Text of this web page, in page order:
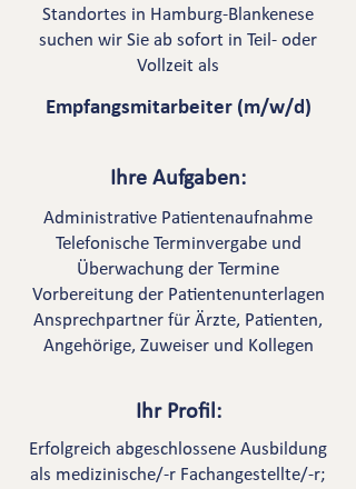
Standortes in Hamburg-Blankenese
suchen wir Sie ab sofort in Teil- oder
Vollzeit als
Empfangsmitarbeiter (m/w/d)
Ihre Aufgaben:
Administrative Patientenaufnahme
Telefonische Terminvergabe und
Überwachung der Termine
Vorbereitung der Patientenunterlagen
Ansprechpartner für Ärzte, Patienten,
Angehörige, Zuweiser und Kollegen
Ihr Profil:
Erfolgreich abgeschlossene Ausbildung
als medizinische/-r Fachangestellte/-r;